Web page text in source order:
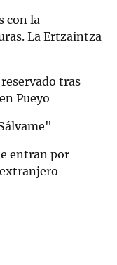
con la
La Ertzaintza
tras
Pueyo
entran por